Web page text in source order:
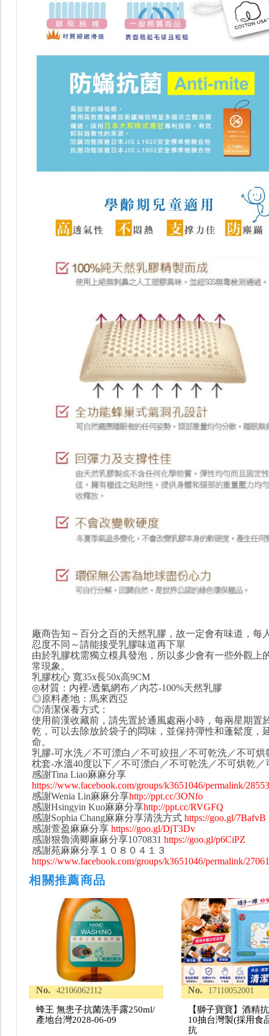
廠商告知～百分之百的天然乳膠，故一定會有味道，每
忍度不同～請能接受乳膠味道再下單
由於乳膠枕需獨立模具發泡，所以多少會有一些外觀上
常現象。
乳膠枕心 寬35x長50x高9CM
◎材質：內裡-透氣網布／內芯-100%天然乳膠
◎原料產地：馬來西亞
◎清潔保養方式：
使用前漢收藏前，請先置於通風處兩小時，每兩星期置
乾，可以去除放於袋子的悶味，並保持彈性和蓬鬆度，
命。
乳膠-可水洗／不可漂白／不可絞扭／不可乾洗／不可烘
枕套-水溫40度以下／不可漂白／不可乾洗／不可烘乾／
感謝Tina Liao麻麻分享
https://www.facebook.com/groups/k3651046/permalink/
感謝Wenia Lin麻麻分享http://ppt.cc/3ONfo
感謝Hsingyin Kuo麻麻分享http://ppt.cc/RVGFQ
感謝Sophia Chang麻麻分享清洗方式 https://goo.gl/7BafvB
感謝萱盈麻麻分享 https://goo.gl/DjT3Dv
感謝狠魯滴卿麻麻分享1070831 https://goo.gl/p6CiPZ
感謝苑麻麻分享１０８０４１３
https://www.facebook.com/groups/k3651046/permalink/
相關推薦商品
No. 42106062112
蜂王 無患子抗菌洗手露250ml/
產地台灣2028-06-09
No. 17110052001
【獅子寶寶】酒精
10抽台灣製(採用食
抗